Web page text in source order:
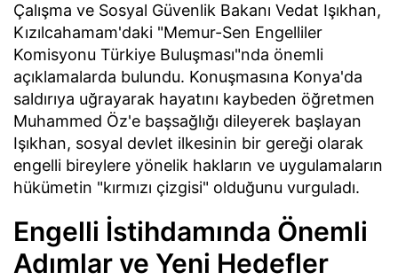
Çalışma ve Sosyal Güvenlik Bakanı Vedat Işıkhan,
Kızılcahamam'daki "Memur-Sen Engelliler
Komisyonu Türkiye Buluşması"nda önemli
açıklamalarda bulundu. Konuşmasına Konya'da
saldırıya uğrayarak hayatını kaybeden öğretmen
Muhammed Öz'e başsağlığı dileyerek başlayan
Işıkhan, sosyal devlet ilkesinin bir gereği olarak
engelli bireylere yönelik hakların ve uygulamaların
hükümetin "kırmızı çizgisi" olduğunu vurguladı.
Engelli İstihdamında Önemli
Adımlar ve Yeni Hedefler